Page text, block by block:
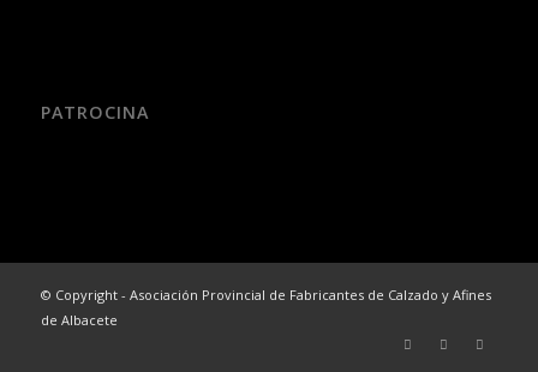
PATROCINA
© Copyright - Asociación Provincial de Fabricantes de Calzado y Afines
de Albacete